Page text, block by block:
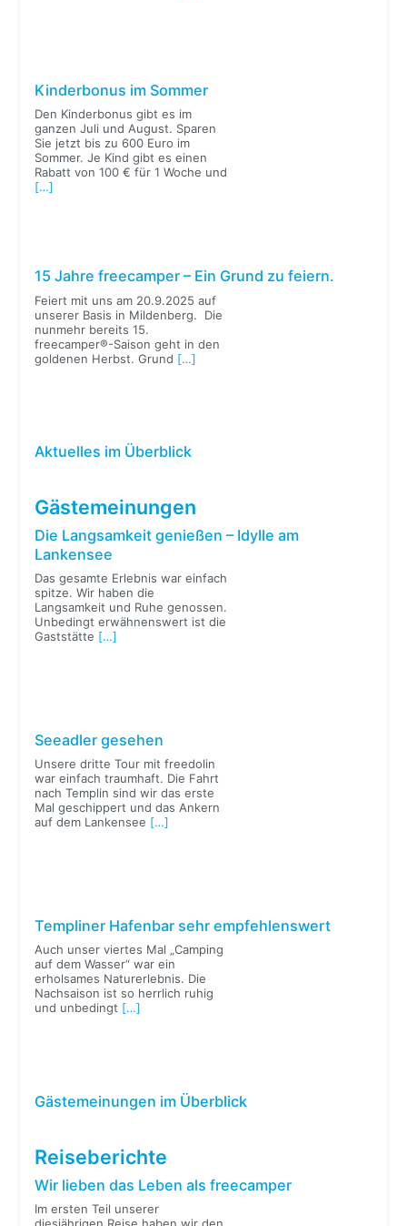
Kinderbonus im Sommer
Den Kinderbonus gibt es im
ganzen Juli und August. Sparen
Sie jetzt bis zu 600 Euro im
Sommer. Je Kind gibt es einen
Rabatt von 100 € für 1 Woche und
[…]
15 Jahre freecamper – Ein Grund zu feiern.
Feiert mit uns am 20.9.2025 auf
unserer Basis in Mildenberg. Die
nunmehr bereits 15.
freecamper®-Saison geht in den
goldenen Herbst. Grund […]
Aktuelles im Überblick
Gästemeinungen
Die Langsamkeit genießen – Idylle am
Lankensee
Das gesamte Erlebnis war einfach
spitze. Wir haben die
Langsamkeit und Ruhe genossen.
Unbedingt erwähnenswert ist die
Gaststätte […]
Seeadler gesehen
Unsere dritte Tour mit freedolin
war einfach traumhaft. Die Fahrt
nach Templin sind wir das erste
Mal geschippert und das Ankern
auf dem Lankensee […]
Templiner Hafenbar sehr empfehlenswert
Auch unser viertes Mal „Camping
auf dem Wasser“ war ein
erholsames Naturerlebnis. Die
Nachsaison ist so herrlich ruhig
und unbedingt […]
Gästemeinungen im Überblick
Reiseberichte
Wir lieben das Leben als freecamper
Im ersten Teil unserer